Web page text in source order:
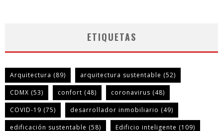
ETIQUETAS
Arquitectura (89) arquitectura sustentable (52)
CDMX (53) confort (48) coronavirus (48)
COVID-19 (75) desarrollador inmobiliario (49)
edificación sustentable (58) Edificio inteligente (109)